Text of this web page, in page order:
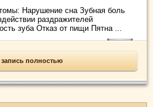
Нарушение сна Зубная боль
раздражителей
зуба Отказ от пищи Пятна ...
запись полностью